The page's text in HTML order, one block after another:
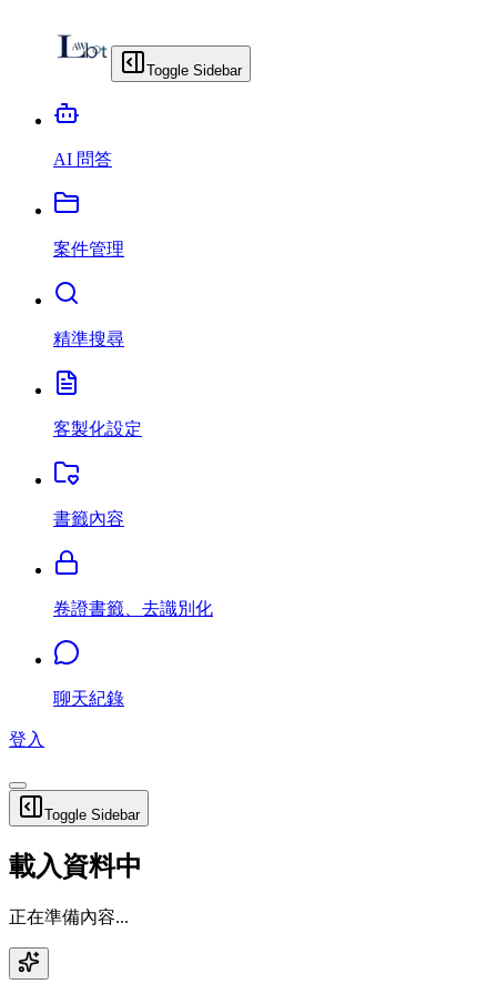
Toggle Sidebar
AI 問答
案件管理
精準搜尋
客製化設定
書籤內容
卷證書籤、去識別化
聊天紀錄
登入
Toggle Sidebar
載入資料中
正在準備內容...